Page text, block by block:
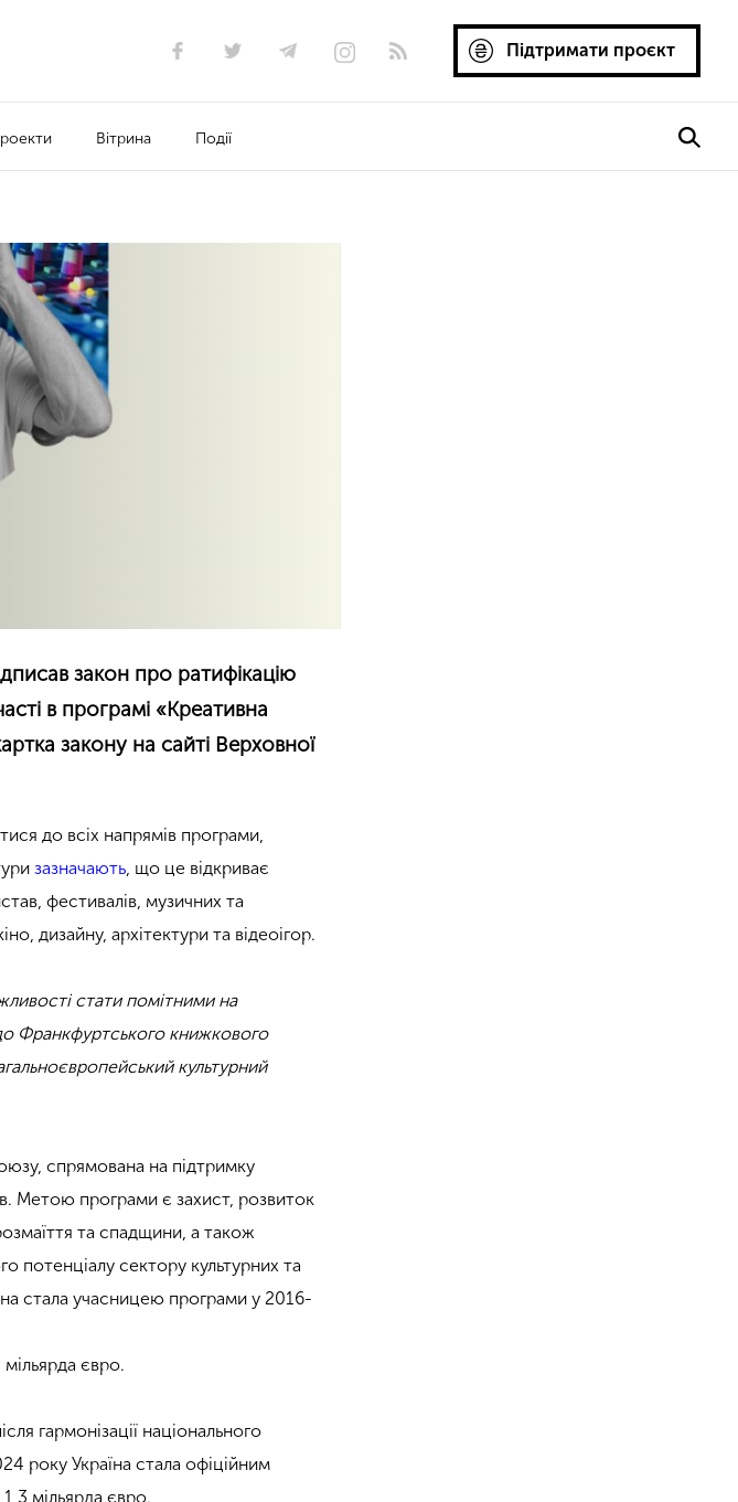
Підтримати проєкт
Вітрина Події
закон про ратифікацію
в програмі «Креативна
закону на сайті Верховної
до всіх напрямів програми,
зазначають , що це відкриває
фестивалів, музичних та
дизайну, архітектури та відеоігор.
стати помітними на
Франкфуртського книжкового
культурний
спрямована на підтримку
Метою програми є захист, розвиток
та спадщини, а також
потенціалу сектору культурних та
стала учасницею програми у 2016-
євро.
гармонізації національного
року Україна стала офіційним
мільярда євро.